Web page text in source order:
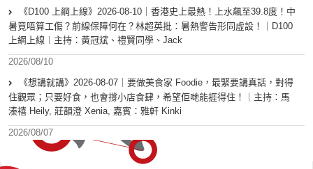
《D100 上綱上線》2026-08-10｜香港史上最熱！上水飆至39.8度！中
暑竟唔算工傷？前線保障何在？林超英批：暑熱警告形同虛設！｜D100
上綱上線︱主持：黃冠斌、禮賢同學、Jack
2026/08/10
《想講就講》2026-08-07｜要做美食家 Foodie，最緊要講真話，對得
住觀眾；只要好食，也會撐小店食肆，希望佢哋能捱得住！｜主持：馬
溱禧 Heily, 莊韻澄 Xenia, 嘉賓：雅軒 Kinki
2026/08/07